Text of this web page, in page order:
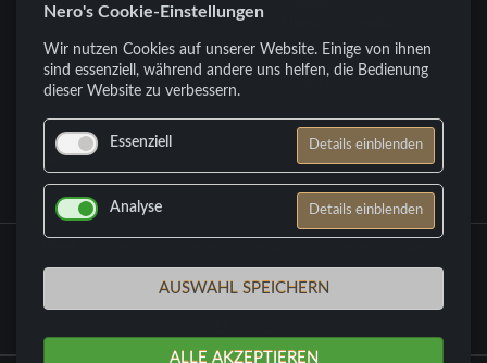
+49 (0) 6152 660607
info@neros-nauheim.de
Kontaktformular
17:00 bis 23:00 Uhr
Sonntag:
Galerie
Navigation
Galerie
Nero's Cookie-Einstellungen
Wir nutzen Cookies auf unserer Website. Einige von ihnen
sind essenziell, während andere uns helfen, die Bedienung
dieser Website zu verbessern.
Essenziell Details einblenden
Analyse Details einblenden
AUSWAHL SPEICHERN
ALLE AKZEPTIEREN